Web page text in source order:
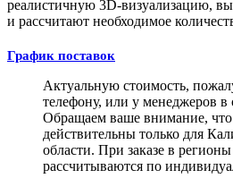
реалистичную 3D-визуализацию,
и рассчитают необходимое
График поставок
Актуальную стоимость,
телефону, или у менеджеров в
Обращаем ваше внимание,
действительны только для
области. При заказе в
рассчитываются по